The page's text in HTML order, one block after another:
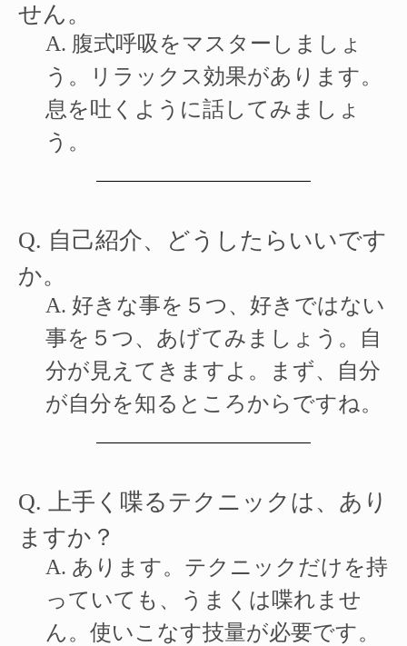
せん。
A. 腹式呼吸をマスターしましょ
う。リラックス効果があります。
息を吐くように話してみましょ
う。
Q. 自己紹介、どうしたらいいです
か。
A. 好きな事を５つ、好きではない
事を５つ、あげてみましょう。自
分が見えてきますよ。まず、自分
が自分を知るところからですね。
Q. 上手く喋るテクニックは、あり
ますか？
A. あります。テクニックだけを持
っていても、うまくは喋れませ
ん。使いこなす技量が必要です。